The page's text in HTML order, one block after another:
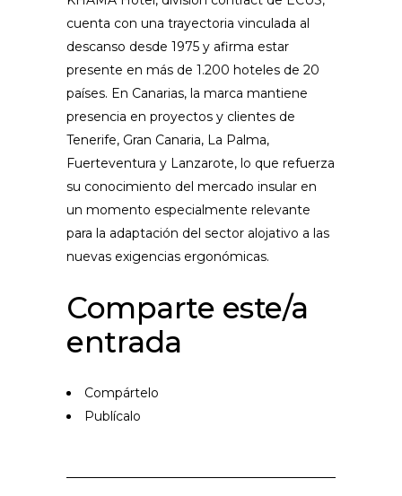
cuenta con una trayectoria vinculada al
descanso desde 1975 y afirma estar
presente en más de 1.200 hoteles de 20
países. En Canarias, la marca mantiene
presencia en proyectos y clientes de
Tenerife, Gran Canaria, La Palma,
Fuerteventura y Lanzarote, lo que refuerza
su conocimiento del mercado insular en
un momento especialmente relevante
para la adaptación del sector alojativo a las
nuevas exigencias ergonómicas.
Comparte este/a
entrada
Compártelo
Publícalo